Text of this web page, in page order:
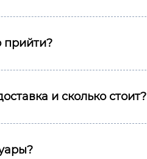
прийти?
и сколько стоит?